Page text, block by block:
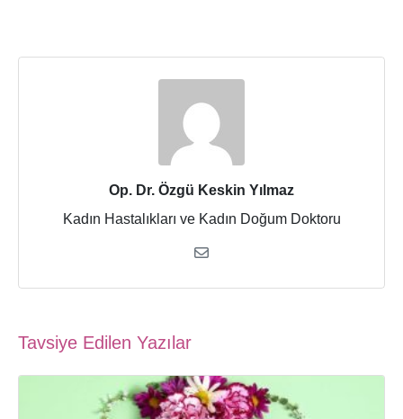
Op. Dr. Özgü Keskin Yılmaz
Kadın Hastalıkları ve Kadın Doğum Doktoru
Tavsiye Edilen Yazılar